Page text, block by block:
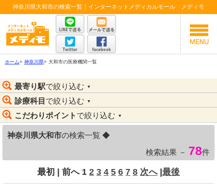
神奈川県大和市の検索一覧｜インターネットメディカルモール メディモ
ホーム> 神奈川県> 大和市の医療機関一覧
最寄り駅で絞り込む ▼
診療科目 で絞り込む ▼
こだわりポイント で絞り込む ▼
神奈川県大和市の検索一覧 ◆
検索結果 － 78件
最初 | 前へ 1 2 3 4 5 6 7 8 次へ|最後